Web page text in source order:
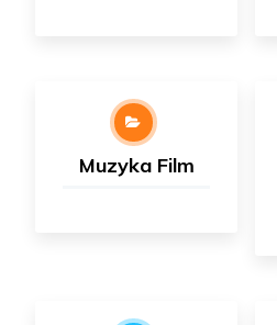
Muzyka Film